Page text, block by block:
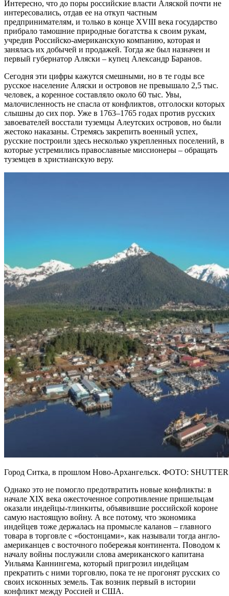
Интересно, что до поры российские власти Аляской почти не
интересовались, отдав ее на откуп частным
предпринимателям, и только в конце XVIII века государство
прибрало тамошние природные богатства к своим рукам,
учредив Российско-американскую компанию, которая и
занялась их добычей и продажей. Тогда же был назначен и
первый губернатор Аляски – купец Александр Баранов.
Сегодня эти цифры кажутся смешными, но в те годы все
русское население Аляски и островов не превышало 2,5 тыс.
человек, а коренное составляло около 60 тыс. Увы,
малочисленность не спасла от конфликтов, отголоски которых
слышны до сих пор. Уже в 1763–1765 годах против русских
завоевателей восстали туземцы Алеутских островов, но были
жестоко наказаны. Стремясь закрепить военный успех,
русские построили здесь несколько укрепленных поселений, в
которые устремились православные миссионеры – обращать
туземцев в христианскую веру.
Город Ситка, в прошлом Ново-Архангельск. ФОТО:
Однако это не помогло предотвратить новые конфликты: в
начале XIX века ожесточенное сопротивление пришельцам
оказали индейцы-тлинкиты, объявившие российской короне
самую настоящую войну. А все потому, что экономика
индейцев тоже держалась на промысле каланов – главного
товара в торговле с «бостонцами», как называли тогда англо-
американцев с восточного побережья континента. Поводом к
началу войны послужили слова американского капитана
Уильяма Каннингема, который пригрозил индейцам
прекратить с ними торговлю, пока те не прогонят русских со
своих исконных земель. Так возник первый в истории
конфликт между Россией и США.